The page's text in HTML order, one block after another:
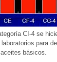
CI-4 se
para
básicos.